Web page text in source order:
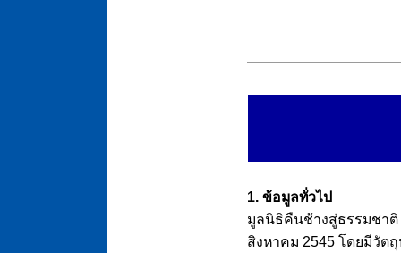
1. ข้อมูลทั่วไป
มูลนิธิคืนช้างสู่ธรรมชาติ
สิงหาคม 2545 โดยมีวัต